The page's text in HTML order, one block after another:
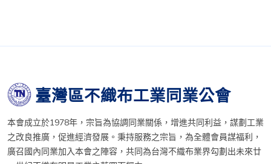
臺灣區不織布工業同業公會
本會成立於1978年，宗旨為協調同業關係，增進共同利益，謀劃工業
之改良推廣，促進經濟發展。秉持服務之宗旨，為全體會員謀福利，
廣召國內同業加入本會之陣容，共同為台灣不織布業界勾劃出未來廿